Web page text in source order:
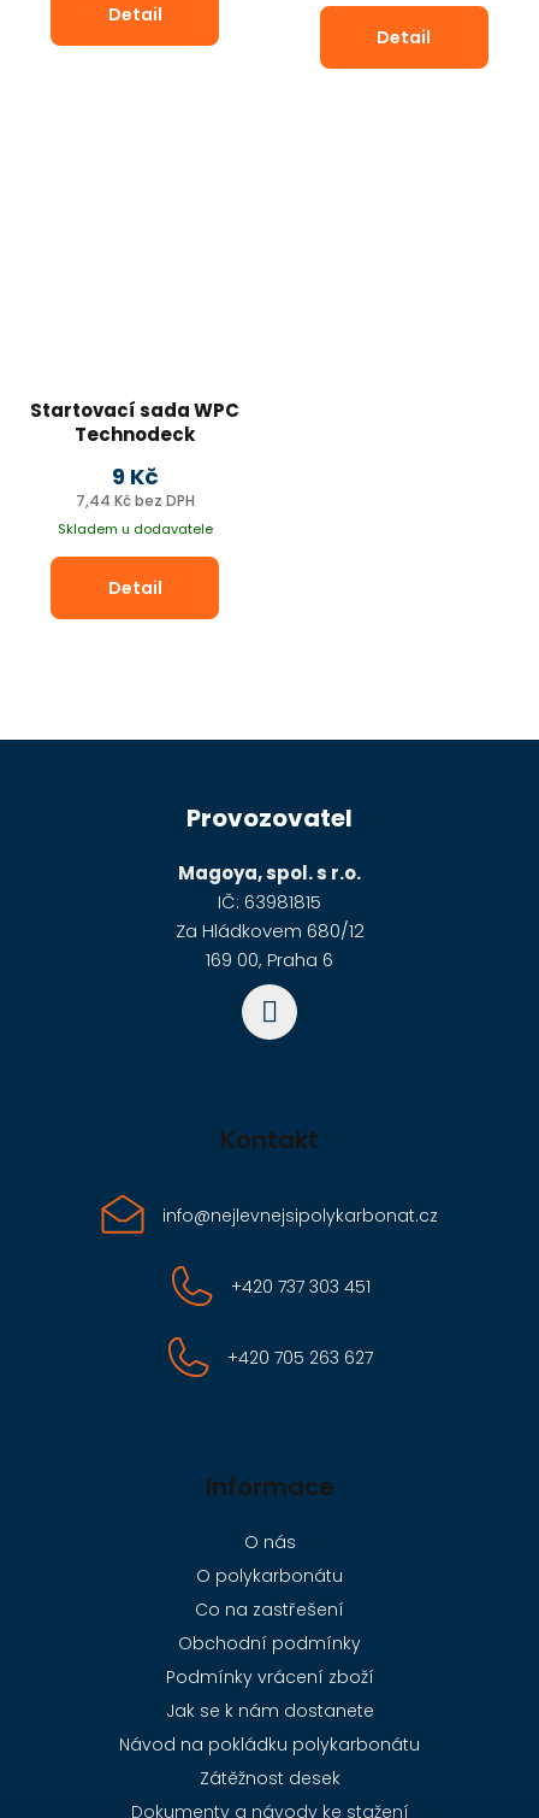
Detail
Detail
Startovací sada WPC
Technodeck
7,44 Kč bez DPH
9 Kč
Skladem u dodavatele
Detail
Provozovatel
Magoya, spol. s r.o.
IČ: 63981815
Za Hládkovem 680/12
169 00, Praha 6
Kontakt
info@nejlevnejsipolykarbonat.cz
+420 737 303 451
+420 705 263 627
Informace
O nás
O polykarbonátu
Co na zastřešení
Obchodní podmínky
Podmínky vrácení zboží
Jak se k nám dostanete
Návod na pokládku polykarbonátu
Zátěžnost desek
Dokumenty a návody ke stažení